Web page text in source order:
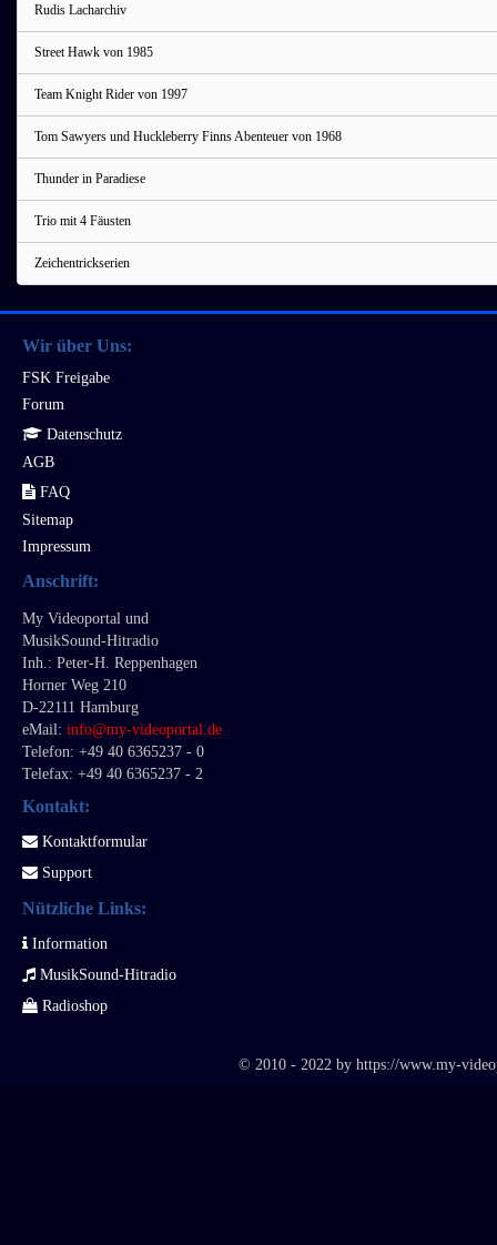
Rudis Lacharchiv
Street Hawk von 1985
Team Knight Rider von 1997
Tom Sawyers und Huckleberry Finns Abenteuer von 1968
Thunder in Paradiese
Trio mit 4 Fäusten
Zeichentrickserien
Wir über Uns:
FSK Freigabe
Forum
Datenschutz
AGB
FAQ
Sitemap
Impressum
Anschrift:
My Videoportal und
MusikSound-Hitradio
Inh.: Peter-H. Reppenhagen
Horner Weg 210
D-22111 Hamburg
eMail: info@my-videoportal.de
Telefon: +49 40 6365237 - 0
Telefax: +49 40 6365237 - 2
Kontakt:
Kontaktformular
Support
Nützliche Links:
Information
MusikSound-Hitradio
Radioshop
© 2010 - 2022 by https://www.my-